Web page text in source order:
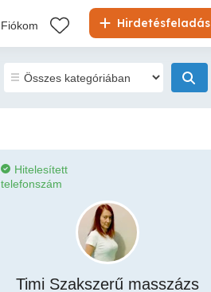
Hirdetésfeladás
Fiókom
Hitelesített
telefonszám
Timi Szakszerű masszázs